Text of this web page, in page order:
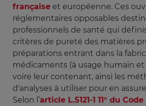
française et européenne. Ces
réglementaires opposables
professionnels de santé qui
critères de pureté des matières
préparations entrant dans la
médicaments (à usage humain et
voire leur contenant, ainsi les
d'analyses à utiliser pour en
Selon l’article L.5121-1 11° du